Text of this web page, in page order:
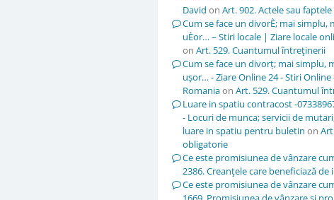
David on Art. 902. Actele sau
Cum se face un divorÈ; mai simplu,
uÈor… – Stiri locale | Ziare locale
on Art. 529. Cuantumul întreţinerii
Cum se face un divorț; mai simplu,
ușor… - Ziare Online 24 - Stiri Online
Romaniaon Art. 529. Cuantumul
Luare in spatiu contracost -
- Locuri de munca; servicii de
luare in spatiu pentru buletin on
obligatorie
Ce este promisiunea de vânzare
2386. Creanţele care beneficiază de
Ce este promisiunea de vânzare